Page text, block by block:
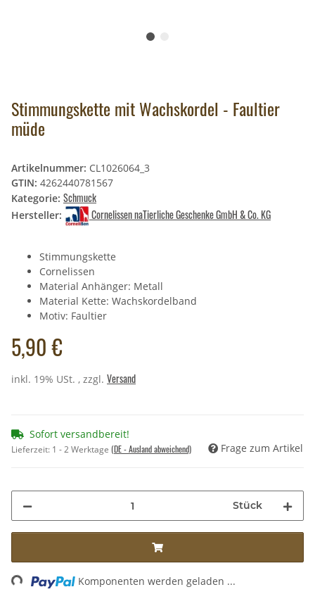
Stimmungskette mit Wachskordel - Faultier
müde
Artikelnummer: CL1026064_3
GTIN: 4262440781567
Kategorie: Schmuck
Hersteller: Cornelissen naTierliche Geschenke GmbH & Co. KG
Stimmungskette
Cornelissen
Material Anhänger: Metall
Material Kette: Wachskordelband
Motiv: Faultier
5,90 €
inkl. 19% USt. , zzgl. Versand
Sofort versandbereit!
Lieferzeit: 1 - 2 Werktage (DE - Ausland abweichend) Frage zum Artikel
Stück
Loading... Komponenten werden geladen ...